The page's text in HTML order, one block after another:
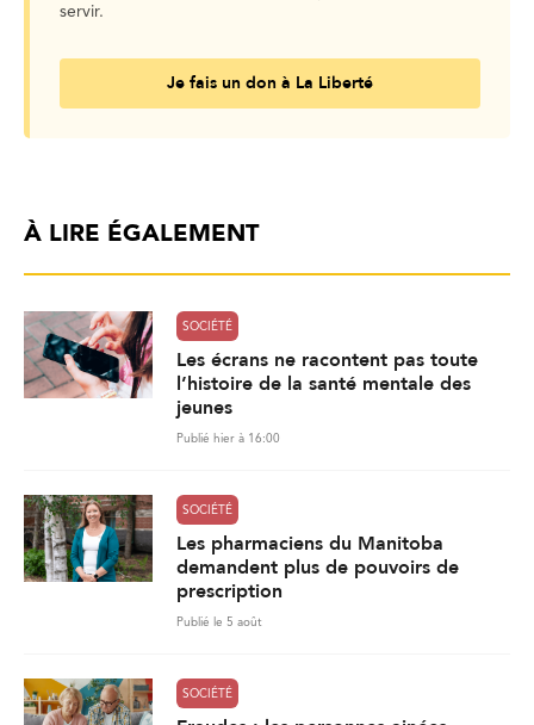
servir.
Je fais un don à La Liberté
À LIRE ÉGALEMENT
SOCIÉTÉ
Les écrans ne racontent pas toute
l’histoire de la santé mentale des
jeunes
Publié hier à 16:00
SOCIÉTÉ
Les pharmaciens du Manitoba
demandent plus de pouvoirs de
prescription
Publié le 5 août
SOCIÉTÉ